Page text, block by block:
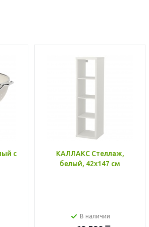
с
КАЛЛАКС Стеллаж,
белый, 42x147 см
В наличии